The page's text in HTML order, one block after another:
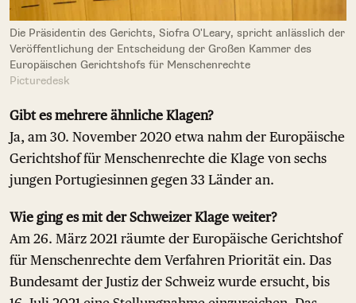
Die Präsidentin des Gerichts, Siofra O'Leary, spricht anlässlich der
Veröffentlichung der Entscheidung der Großen Kammer des
Europäischen Gerichtshofs für Menschenrechte
Picturedesk
Gibt es mehrere ähnliche Klagen?
Ja, am 30. November 2020 etwa nahm der Europäische
Gerichtshof für Menschenrechte die Klage von sechs
jungen Portugiesinnen gegen 33 Länder an.
Wie ging es mit der Schweizer Klage weiter?
Am 26. März 2021 räumte der Europäische Gerichtshof
für Menschenrechte dem Verfahren Priorität ein. Das
Bundesamt der Justiz der Schweiz wurde ersucht, bis